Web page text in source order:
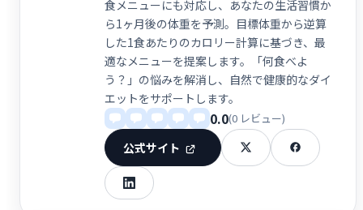
食メニューにも対応し、あなたの生活習慣か
ら1ヶ月後の体重を予測。目標体重から逆算
した1食あたりのカロリー計算に基づき、最
適なメニューを提案します。「何食べよ
う？」の悩みを解消し、自然で健康的なダイ
エットをサポートします。
0.0(0 レビュー)
公式サイト